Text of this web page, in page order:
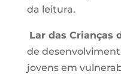
da leitura.
Lar das Crianças
de
jovens em